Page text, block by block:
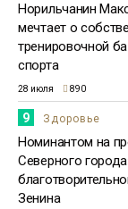
Норильчанин
мечтает о
тренировочной
спорта
28 июля 890
9 Здоровье
Номинантом на
Северного
Зенина